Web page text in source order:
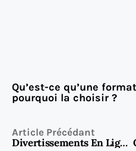
Qu’est-ce qu’une
pourquoi la choisir ?
Article Précédant
Divertissements En Ligne à L’Hôtel pendant les vacances